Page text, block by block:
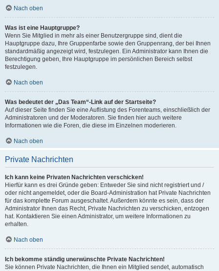
Nach oben
Was ist eine Hauptgruppe?
Wenn Sie Mitglied in mehr als einer Benutzergruppe sind, dient die
Hauptgruppe dazu, Ihre Gruppenfarbe sowie den Gruppenrang, der bei Ihnen
standardmäßig angezeigt wird, festzulegen. Ein Administrator kann Ihnen die
Berechtigung geben, Ihre Hauptgruppe im persönlichen Bereich selbst
festzulegen.
Nach oben
Was bedeutet der „Das Team“-Link auf der Startseite?
Auf dieser Seite finden Sie eine Auflistung des Forenteams, einschließlich der
Administratoren und der Moderatoren. Sie finden hier auch weitere
Informationen wie die Foren, die diese im Einzelnen moderieren.
Nach oben
Private Nachrichten
Ich kann keine Privaten Nachrichten verschicken!
Hierfür kann es drei Gründe geben: Entweder Sie sind nicht registriert und /
oder nicht angemeldet, oder die Board-Administration hat Private Nachrichten
für das komplette Forum ausgeschaltet. Außerdem könnte es sein, dass der
Administrator Ihnen das Recht, Private Nachrichten zu verschicken, entzogen
hat. Kontaktieren Sie einen Administrator, um weitere Informationen zu
erhalten.
Nach oben
Ich bekomme ständig unerwünschte Private Nachrichten!
Sie können Private Nachrichten, die Ihnen ein Mitglied sendet, automatisch